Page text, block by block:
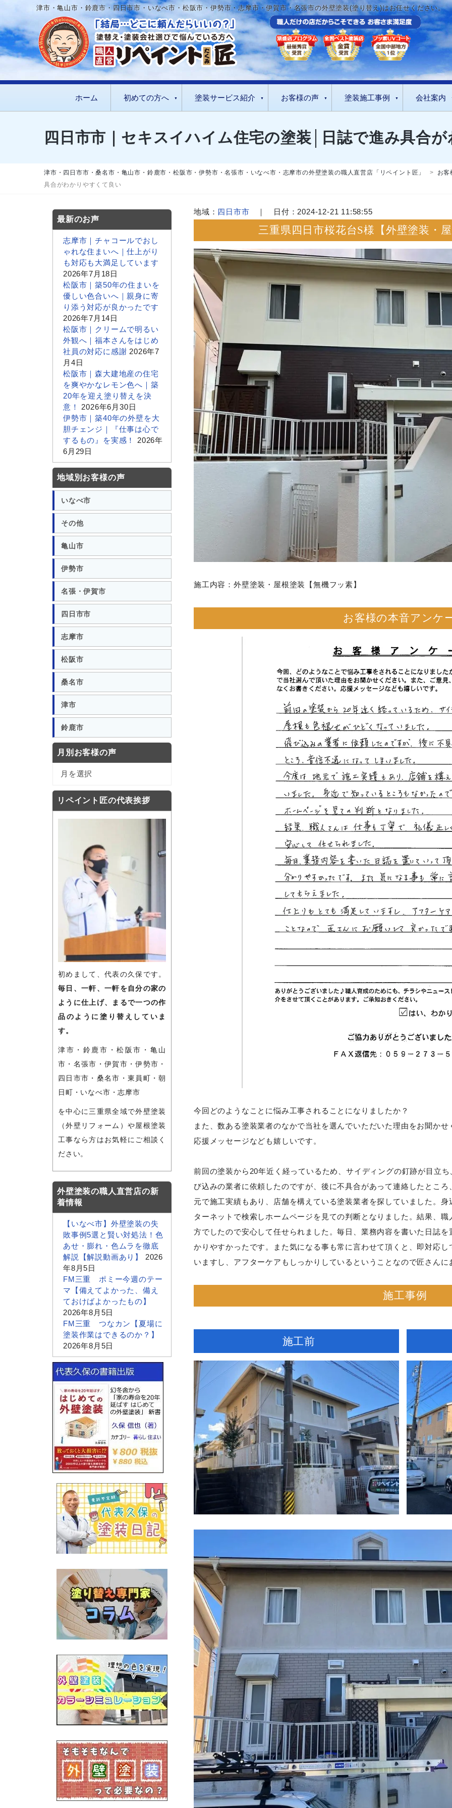
津市・亀山市・鈴鹿市・四日市市・いなべ市・松阪市・伊勢市・志摩市・伊賀市・名張市の外壁塗装(塗り替え)はお任せください。
ホーム 初めての方へ 塗装サービス紹介 お客様の声 塗装施工事例 会社案内
四日市市｜セキスイハイム住宅の塗装│日誌で進み具合
津市・四日市市・桑名市・亀山市・鈴鹿市・松阪市・伊勢市・名張市・いなべ市・志摩市の外壁塗装の職人直営店「リペイント匠」 >
お客
具合がわかりやすくて良い
地域： 四日市市 ｜ 日付：2024-12-21 11:58:55
三重県四日市桜花台S様【外壁塗装・
施工内容：外壁塗装・屋根塗装【無機フッ素】
お客様の本音アンケ
今回どのようなことに悩み工事されることになりましたか？
また、数ある塗装業者のなかで当社を選んでいただいた理由をお聞かせ
応援メッセージなども嬉しいです。
前回の塗装から20年近く経っているため、サイディングの釘跡が目立
び込みの業者に依頼したのですが、後に不具合があって連絡したとこ
元で施工実績もあり、店舗を構えている塗装業者を探していました。
ターネットで検索しホームページを見ての判断となりました。結果、
方でしたので安心して任せられました。毎日、業務内容を書いた日誌
かりやすかったです。また気になる事も常に言わせて頂くと、即対応
いますし、アフターケアもしっかりしているということなので匠さん
施工事例
施工前
最新のお声
志摩市｜チャコールでおし
ゃれな住まいへ｜仕上がり
も対応も大満足しています
2026年7月18日
松阪市｜築50年の住まいを
優しい色合いへ｜親身に寄
り添う対応が良かったです
2026年7月14日
松阪市｜クリームで明るい
外観へ｜福本さんをはじめ
社員の対応に感謝 2026年7
月4日
松阪市｜森大建地産の住宅
を爽やかなレモン色へ｜築
20年を迎え塗り替えを決
意！
2026年6月30日
伊勢市｜築40年の外壁を大
胆チェンジ｜『仕事は心で
するもの』を実感！
2026年
6月29日
地域別お客様の声
いなべ市
その他
亀山市
伊勢市
名張・伊賀市
四日市市
志摩市
松阪市
桑名市
津市
鈴鹿市
月別お客様の声
お
月を選択
リペイント匠の代表挨拶
初めまして、代表の久保です。
毎日、一軒、一軒を自分の家の
ように仕上げ、まるで一つの作
品のように塗り替えしていま
す。
津市・鈴鹿市・松阪市・亀山
市・名張市・伊賀市・伊勢市・
四日市市・桑名市・東員町・朝
日町・いなべ市・志摩市
を中心に三重県全域で外壁塗装
（外壁リフォーム）や屋根塗装
工事なら方はお気軽にご相談く
ださい。
外壁塗装の職人直営店の新
着情報
【いなべ市】外壁塗装の失
敗事例5選と賢い対処法！色
あせ・膨れ・色ムラを徹底
解説【解説動画あり】
2026
年8月5日
FM三重 ポミー今週のテー
マ【備えてよかった、備え
ておけばよかったもの】
2026年8月5日
FM三重 つなカン【夏場に
塗装作業はできるのか？】
2026年8月5日